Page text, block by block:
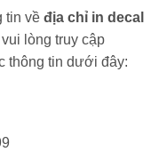
tin về địa chỉ in decal
lòng truy cập
thông tin dưới đây: